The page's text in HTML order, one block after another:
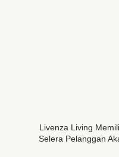
Livenza Living
Selera Pelanggan